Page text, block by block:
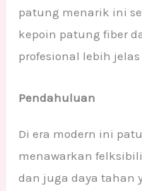
patung menarik ini
kepoin patung fiber
profesional lebih
Pendahuluan
Di era modern ini
menawarkan
dan juga daya tahan